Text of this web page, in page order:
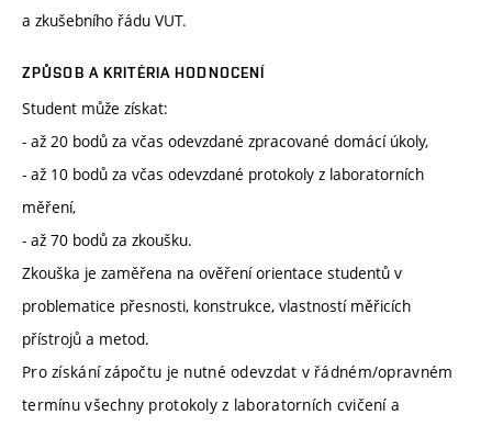
a zkušebního řádu VUT.
ZPŮSOB A KRITÉRIA HODNOCENÍ
Student může získat:
- až 20 bodů za včas odevzdané zpracované domácí úkoly,
- až 10 bodů za včas odevzdané protokoly z laboratorních
měření,
- až 70 bodů za zkoušku.
Zkouška je zaměřena na ověření orientace studentů v
problematice přesnosti, konstrukce, vlastností měřicích
přístrojů a metod.
Pro získání zápočtu je nutné odevzdat v řádném/opravném
termínu všechny protokoly z laboratorních cvičení a